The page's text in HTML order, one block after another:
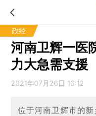
政经
河南卫辉一医
力大急需支援
2021年07月26日 16:12
位于河南卫辉市的